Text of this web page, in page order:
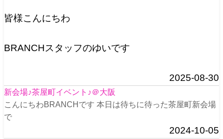
皆様こんにちわ
BRANCHスタッフのゆいです
2025-08-30
新会場♪茶屋町イベント♪＠大阪
こんにちわBRANCHです 本日は待ちに待った茶屋町新会場
で
2024-10-05